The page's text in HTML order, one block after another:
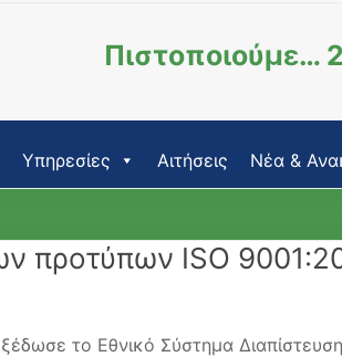
Πιστοποιούμε…
Υπηρεσίες Αιτήσεις Νέα &
προτύπων ISO
το Εθνικό Σύστημα